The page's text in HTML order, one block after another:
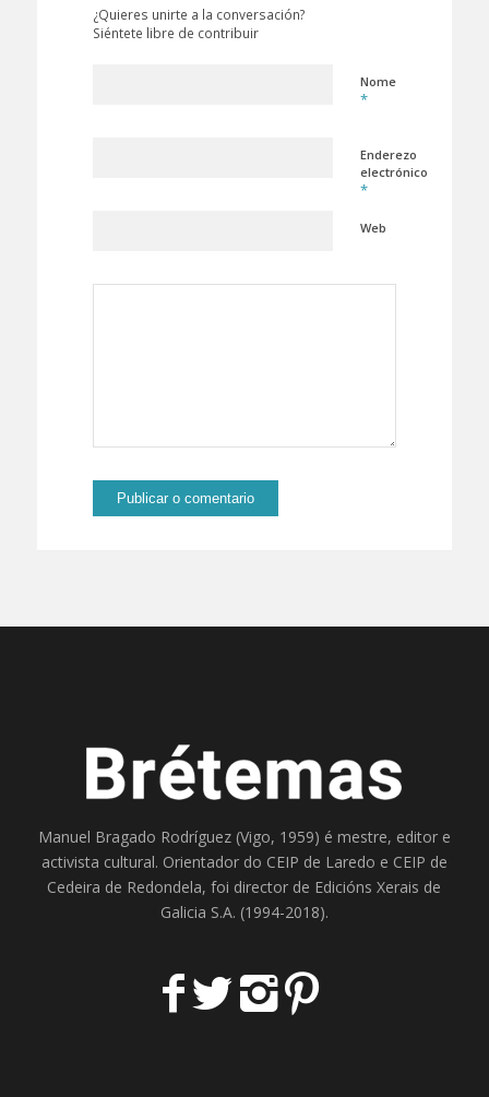
¿Quieres unirte a la conversación?
Siéntete libre de contribuir
Nome
*
Enderezo
electrónico
*
Web
Manuel Bragado Rodríguez (Vigo, 1959) é mestre, editor e
activista cultural. Orientador do CEIP de Laredo e CEIP de
Cedeira de Redondela, foi director de Edicións Xerais de
Galicia S.A. (1994-2018).